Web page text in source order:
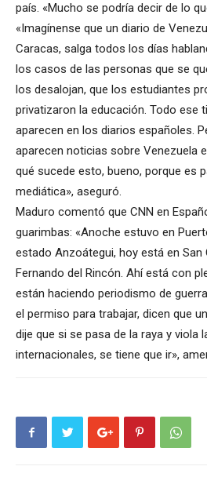
país. «Mucho se podría decir de lo
«Imagínense que un diario de
Caracas, salga todos los días
los casos de las personas que se
los desalojan, que los estudiantes
privatizaron la educación. Todo ese
aparecen en los diarios españoles.
aparecen noticias sobre Venezuela
qué sucede esto, bueno, porque es
mediática», aseguró.
Maduro comentó que CNN en
guarimbas: «Anoche estuvo en
estado Anzoátegui, hoy está en San
Fernando del Rincón. Ahí está con
están haciendo periodismo de
el permiso para trabajar, dicen que
dije que si se pasa de la raya y viola
internacionales, se tiene que ir»,